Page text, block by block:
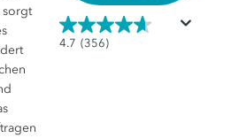
sorgt
4.7 (356)
4.7